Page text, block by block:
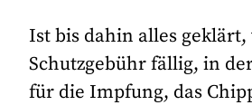
Ist bis dahin alles
Schutzgebühr fällig, in
für die Impfung, das